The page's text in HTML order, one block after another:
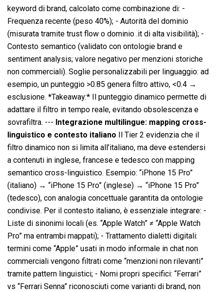
keyword di brand, calcolato come combinazione di: -
Frequenza recente (peso 40%); - Autorità del dominio
(misurata tramite trust flow o dominio .it di alta visibilità); -
Contesto semantico (validato con ontologie brand e
sentiment analysis; valore negativo per menzioni storiche
non commerciali). Soglie personalizzabili per linguaggio: ad
esempio, un punteggio >0.85 genera filtro attivo, <0.4 →
esclusione. *Takeaway:* Il punteggio dinamico permette di
adattare il filtro in tempo reale, evitando obsolescenza e
sovrafiltra. --- Integrazione multilingue: mapping cross-
linguistico e contesto italiano Il Tier 2 evidenzia che il
filtro dinamico non si limita all’italiano, ma deve estendersi
a contenuti in inglese, francese e tedesco con mapping
semantico cross-linguistico. Esempio: “iPhone 15 Pro”
(italiano) → “iPhone 15 Pro” (inglese) → “iPhone 15 Pro”
(tedesco), con analogia concettuale garantita da ontologie
condivise. Per il contesto italiano, è essenziale integrare: -
Liste di sinonimi locali (es. “Apple Watch” ≠ “Apple Watch
Pro” ma entrambi mappati); - Trattamento dialetti digitali:
termini come “Apple” usati in modo informale in chat non
commerciali vengono filtrati come “menzioni non rilevanti”
tramite pattern linguistici; - Nomi propri specifici: “Ferrari”
vs “Ferrari Senna” riconosciuti come varianti di brand, non